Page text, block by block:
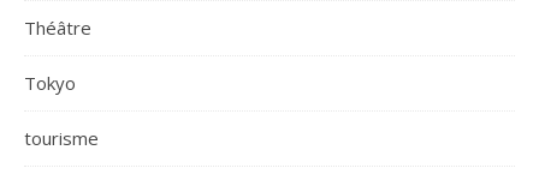
Théâtre
Tokyo
tourisme